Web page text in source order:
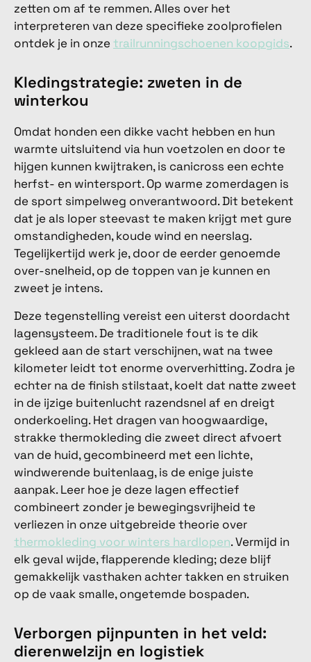
zetten om af te remmen. Alles over het
interpreteren van deze specifieke zoolprofielen
ontdek je in onzetrailrunningschoenen koopgids.
Kledingstrategie: zweten in de
winterkou
Omdat honden een dikke vacht hebben en hun
warmte uitsluitend via hun voetzolen en door te
hijgen kunnen kwijtraken, is canicross een echte
herfst- en wintersport. Op warme zomerdagen is
de sport simpelweg onverantwoord. Dit betekent
dat je als loper steevast te maken krijgt met gure
omstandigheden, koude wind en neerslag.
Tegelijkertijd werk je, door de eerder genoemde
over-snelheid, op de toppen van je kunnen en
zweet je intens.
Deze tegenstelling vereist een uiterst doordacht
lagensysteem. De traditionele fout is te dik
gekleed aan de start verschijnen, wat na twee
kilometer leidt tot enorme oververhitting. Zodra je
echter na de finish stilstaat, koelt dat natte zweet
in de ijzige buitenlucht razendsnel af en dreigt
onderkoeling. Het dragen van hoogwaardige,
strakke thermokleding die zweet direct afvoert
van de huid, gecombineerd met een lichte,
windwerende buitenlaag, is de enige juiste
aanpak. Leer hoe je deze lagen effectief
combineert zonder je bewegingsvrijheid te
verliezen in onze uitgebreide theorie over
thermokleding voor winters hardlopen. Vermijd in
elk geval wijde, flapperende kleding; deze blijf
gemakkelijk vasthaken achter takken en struiken
op de vaak smalle, ongetemde bospaden.
Verborgen pijnpunten in het veld:
dierenwelzijn en logistiek